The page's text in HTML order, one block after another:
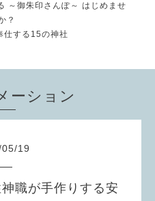
～御朱印さんぽ～ はじめませ
？
仕する15の神社
ーション
05/19
職が手作りする安